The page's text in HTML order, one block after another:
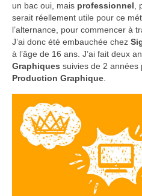
un bac oui, mais professionnel
serait réellement utile pour ce
l’alternance, pour commencer à
J’ai donc été embauchée chez
à l’âge de 16 ans. J’ai fait deux
Graphiques suivies de 2 années
Production Graphique